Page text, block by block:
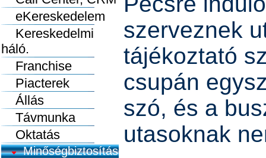
eKereskedelem
Kereskedelmi
háló.
Franchise
Piacterek
Állás
Távmunka
Oktatás
Minőségbiztosítás
szerveznek
tájékoztató
csupán
szó, és a
utasoknak